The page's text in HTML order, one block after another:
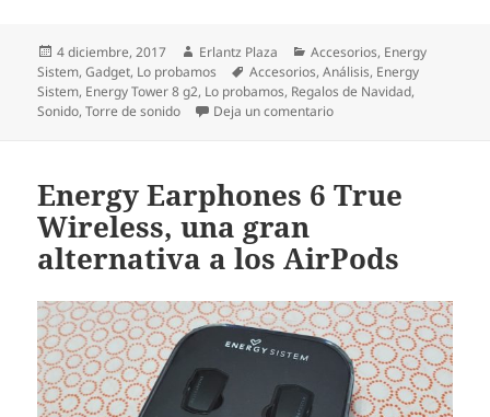
Publicado
el
4 diciembre, 2017 Autor
Erlantz Plaza Categorías
Accesorios, Energy
Sistem,Gadget, Lo probamos Etiquetas
Accesorios,Análisis, Energy
Sistem, Energy Tower 8 g2, Lo probamos, Regalos de Navidad,
Sonido,Torre de sonido Deja un comentarioen Energy Tower 8 g2,
Energy Earphones 6 True
Wireless, una gran
alternativa a los AirPods